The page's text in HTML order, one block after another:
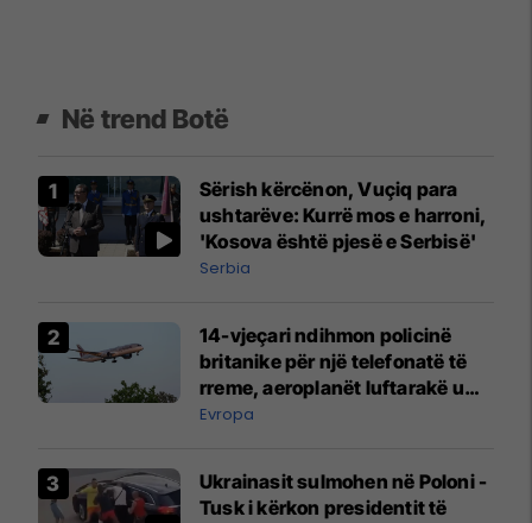
Në trend Botë
Sërish kërcënon, Vuçiq para
ushtarëve: Kurrë mos e harroni,
'Kosova është pjesë e Serbisë'
Serbia
14-vjeçari ndihmon policinë
britanike për një telefonatë të
rreme, aeroplanët luftarakë u
ngritën në ajër për të
Mançesterit
Evropa
Ukrainasit sulmohen në Poloni -
Tusk i kërkon presidentit të